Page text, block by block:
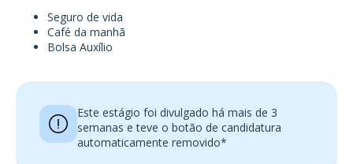
Seguro de vida
Café da manhã
Bolsa Auxílio
Este estágio foi divulgado há mais de 3
semanas e teve o botão de candidatura
automaticamente removido*